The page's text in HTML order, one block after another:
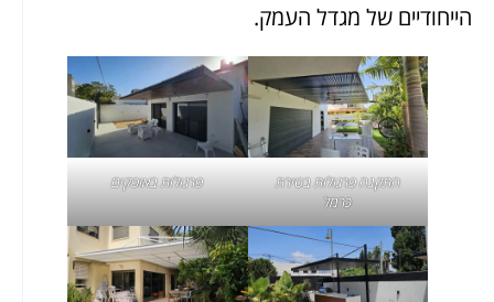
הייחודיים של מגדל העמק.
התקנהפרגולות בטירת
כרמל
פרגולות באופקים